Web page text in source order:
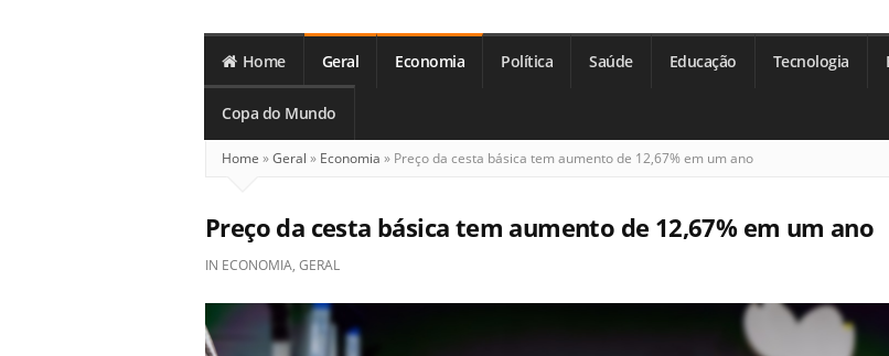
Notícias
Home Geral Economia Política Saúde Educação Tecnologia
Copa do Mundo
Home »Geral » Economia » Preço da cesta básica tem aumento de 12,67% em um ano
Preço da cesta básica tem aumento de 12,67% em um ano
IN ECONOMIA, GERAL